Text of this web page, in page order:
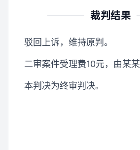
裁判结果
驳回上诉，维持原判。
二审案件受理费10元，由某某
本判决为终审判决。